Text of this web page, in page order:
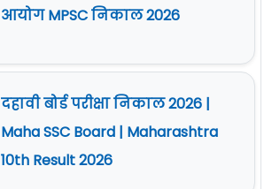
आयोग MPSC निकाल 2026
दहावी बोर्ड परीक्षा निकाल 2026 |
Maha SSC Board | Maharashtra
10th Result 2026